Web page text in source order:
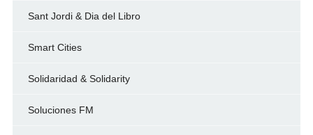
Sant Jordi & Dia del Libro
Smart Cities
Solidaridad & Solidarity
Soluciones FM